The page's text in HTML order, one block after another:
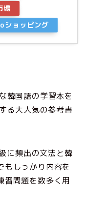
場
ショッピング
韓国語の学習本を
る大人気の参考書
に頻出の文法と韓
もしっかり内容を
習問題を数多く用